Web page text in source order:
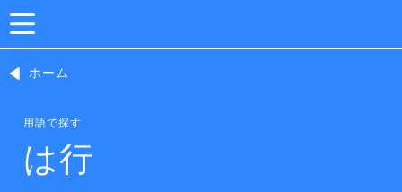
ホーム
用語で探す
は行